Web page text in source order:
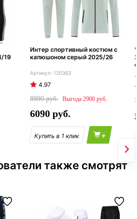
19
Интер спортивный костюм с
капюшоном серый 2025/26
120363
4.97
8990
2900
6090
+
также смотрят